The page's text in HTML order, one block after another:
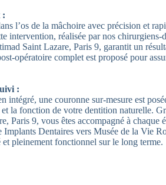
:
l’os de la mâchoire avec précision et
intervention, réalisée par nos chirurgiens-
Saint Lazare, Paris 9, garantit un
opératoire complet est proposé pour
:
intégré, une couronne sur-mesure est
et la fonction de votre dentition naturelle.
Paris 9, vous êtes accompagné à chaque
Implants Dentaires vers Musée de la Vie
et pleinement fonctionnel sur le long terme.